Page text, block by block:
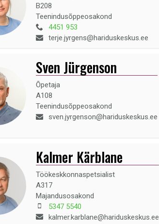
B208
Teenindusõppeosakond
4451 953
terje.jyrgens@hariduskeskus.ee
Sven Jürgenson
Õpetaja
A108
Teenindusõppeosakond
sven.jyrgenson@hariduskeskus.ee
Kalmer Kärblane
Töökeskkonnaspetsialist
A317
Majandusosakond
5347 5540
kalmer.karblane@hariduskeskus.ee